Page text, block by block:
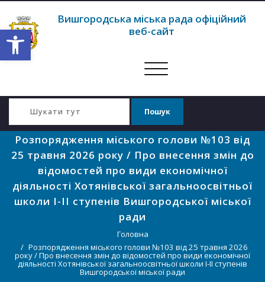
Відкрити Панель інструментів
Вишгородська міська рада офіційний
веб-сайт
Перемкнути
Розпорядження міського голови №103 від
25 травня 2026 року / Про внесення змін до
відомостей про види економічної
діяльності Хотянівської загальноосвітньої
школи I-II ступенів Вишгородської міської
ради
Головна
Розпорядження міського голови №103 від 25 травня 2026
року / Про внесення змін до відомостей про види економічної
діяльності Хотянівської загальноосвітньої школи I-II ступенів
Вишгородської міської ради